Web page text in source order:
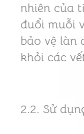
nhiên của
đuổi muỗi
bảo vệ làn
khỏi các
2.2. Sử